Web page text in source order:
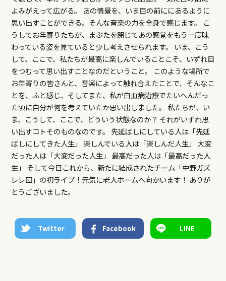
よみがえって広がる。 あの情景を、いま目の前ににあるように
思い出すことができる。そんな音楽の力を全身で感じます。 こ
うしてお年寄りたちが、まぶたを閉じてあの感覚をもう一度味
わっている姿を見ていると少し考えさせられます。 いま、こう
して、ここで、私たちが最高に楽しんでいることこそ、いずれ目
をつむって思い出すことなのだということ。 このような場所で
お年寄りの皆さんと、音楽によって触れ合えたことで、そんなこ
とを、ふと感じ、そしてまた、私が白血病治療でたいへんだっ
た頃に自分が何を考えていたか思い出しました。 私たちが、い
ま、こうして、ここで、どういう状態なのか？ それがいずれ思
い出すコトそのものなのです。 先延ばしにしている人は「先延
ばしにしてきた人生」 楽しんでいる人は「楽しんだ人生」 大変
だった人は「大変だった人生」 最高だった人は「最高だった人
生」 そして今日これから、新たに結成されたチーム「中野ガズ
レレ団」の初ライブ！元気に老人ホームへ向かいます！ ありが
とうございました。
Twitter Facebook LINE